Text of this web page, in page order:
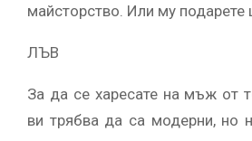
майсторство. Или му подарете
ЛЪВ
За да се харесате на мъж от
ви трябва да са модерни, но